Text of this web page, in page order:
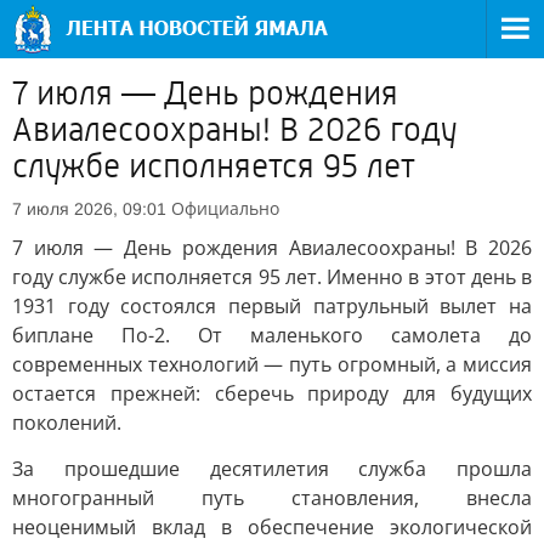
7 июля — День рождения
Авиалесоохраны! В 2026 году
службе исполняется 95 лет
7 июля 2026, 09:01 Официально
7 июля — День рождения Авиалесоохраны! В 2026
году службе исполняется 95 лет. Именно в этот день в
1931 году состоялся первый патрульный вылет на
биплане По-2. От маленького самолета до
современных технологий — путь огромный, а миссия
остается прежней: сберечь природу для будущих
поколений.
За прошедшие десятилетия служба прошла
многогранный путь становления, внесла
неоценимый вклад в обеспечение экологической